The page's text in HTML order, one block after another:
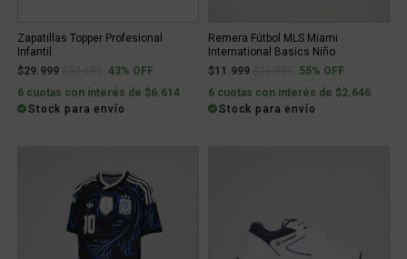
Zapatillas Topper Profesional
Infantil
$29.999
Price reduced from
to43% OFF
6 cuotas con interés de $6.614
Stock para envío
Remera Fútbol MLS Miami
International Basics Niño
$11.999
Price reduced from
to55% OFF
6 cuotas con interés de $2.646
Stock para envío